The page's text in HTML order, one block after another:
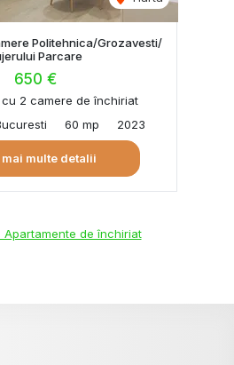
Politehnica/Grozavesti/
Parcare
650 €
2 camere de închiriat
60 mp 2023
mai multe detalii
Apartamente de închiriat